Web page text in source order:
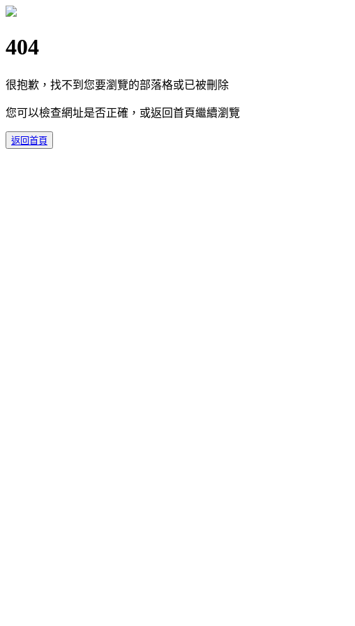
404
很抱歉，找不到您要瀏覽的部落格或已被刪除
您可以檢查網址是否正確，或返回首頁繼續瀏覽
返回首頁